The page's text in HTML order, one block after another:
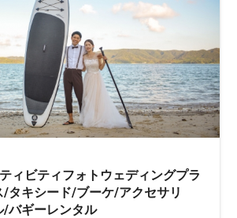
ィビティフォトウェディングプラ
タキシード/ブーケ/アクセサリ
/バギーレンタル